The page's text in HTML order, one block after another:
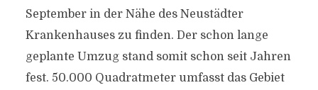
September in der Nähe des Neustädter
Krankenhauses zu finden. Der schon lange
geplante Umzug stand somit schon seit Jahren
fest. 50.000 Quadratmeter umfasst das Gebiet